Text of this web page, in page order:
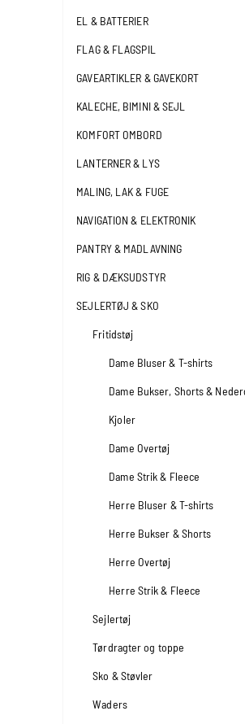
EL & BATTERIER
FLAG & FLAGSPIL
GAVEARTIKLER & GAVEKORT
KALECHE, BIMINI & SEJL
KOMFORT OMBORD
LANTERNER & LYS
MALING, LAK & FUGE
NAVIGATION & ELEKTRONIK
PANTRY & MADLAVNING
RIG & DÆKSUDSTYR
SEJLERTØJ & SKO
Fritidstøj
Dame Bluser & T-shirts
Dame Bukser, Shorts &
Kjoler
Dame Overtøj
Dame Strik & Fleece
Herre Bluser & T-shirts
Herre Bukser & Shorts
Herre Overtøj
Herre Strik & Fleece
Sejlertøj
Tørdragter og toppe
Sko & Støvler
Waders